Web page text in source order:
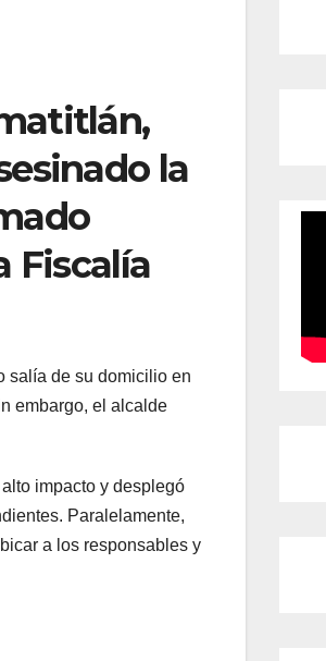
la
Fiscalía
salía de su domicilio en
embargo, el alcalde
impacto y desplegó
Paralelamente,
a los responsables y